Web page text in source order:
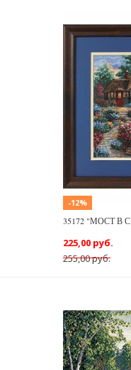
-12%
35172 "МОСТ В
255,00 руб.
225,00 руб.